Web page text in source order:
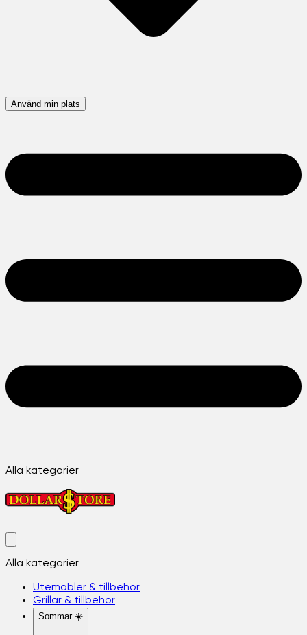
Använd min plats
Alla kategorier
Alla kategorier
Utemöbler & tillbehör
Grillar & tillbehör
Sommar ☀️